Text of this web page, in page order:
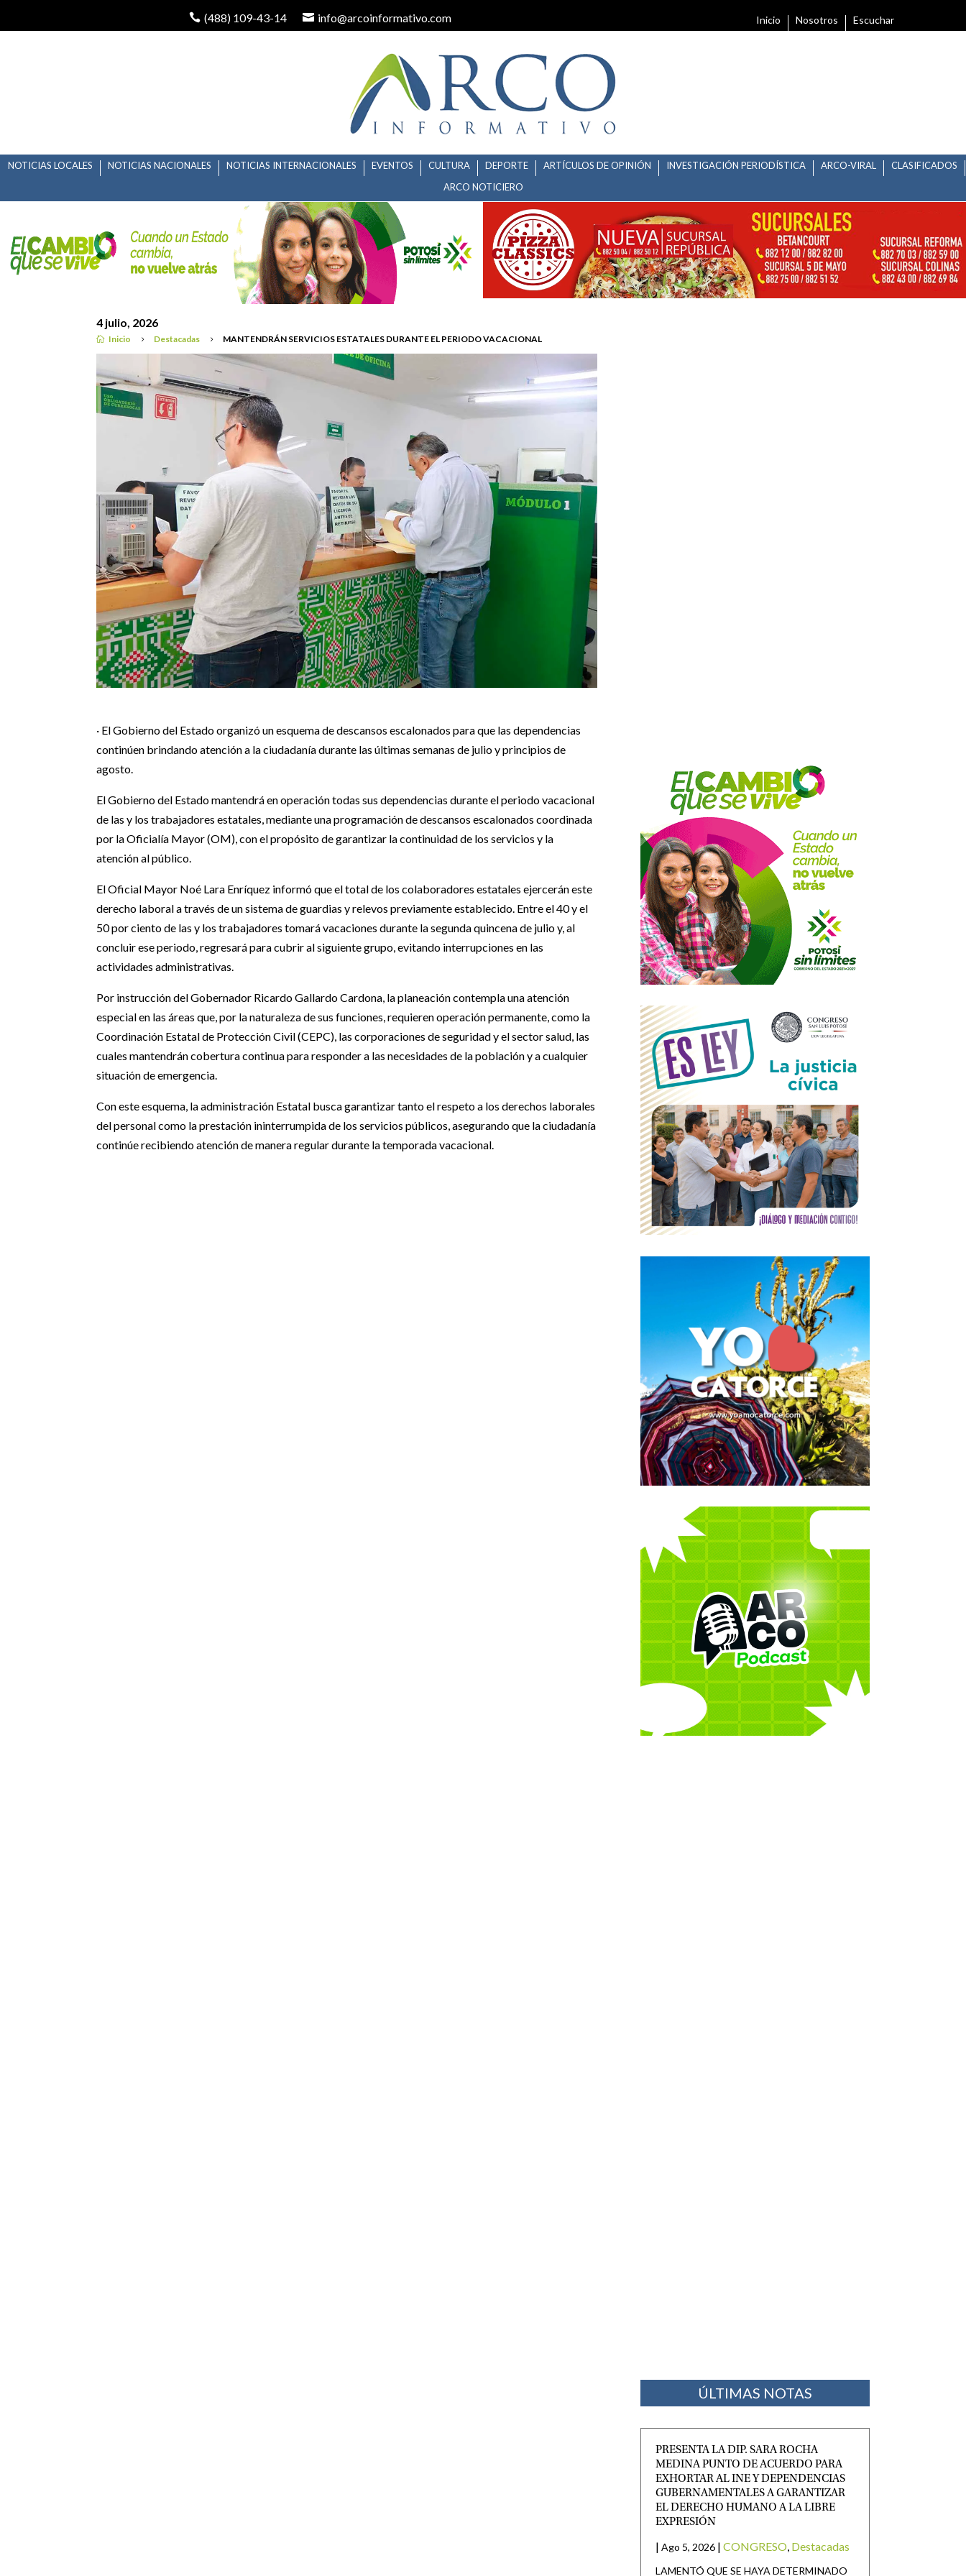
(488) 109-43-14 info@arcoinformativo.com Inicio Nosotros Escuchar
NOTICIAS LOCALES NOTICIAS NACIONALES NOTICIAS INTERNACIONALES EVENTOS CULTURA DEPORTE ARTÍCULOS DE OPINIÓN INVESTIGACIÓN PERIODÍSTICA ARCO-VIRAL
CLASIFICADOS
ARCO NOTICIERO
 Inicio 5 Destacadas 5 MANTENDRÁN SERVICIOS ESTATALES DURANTE EL PERIODO VACACIONAL
MANTENDRÁN SERVICIOS ESTATALES DURANTE EL PERIODO VACACIONAL
Destacadas
4 julio, 2026
· El Gobierno del Estado organizó un esquema de descansos escalonados para que las dependencias
continúen brindando atención a la ciudadanía durante las últimas semanas de julio y principios de
agosto.
El Gobierno del Estado mantendrá en operación todas sus dependencias durante el periodo vacacional
de las y los trabajadores estatales, mediante una programación de descansos escalonados coordinada
por la Oficialía Mayor (OM), con el propósito de garantizar la continuidad de los servicios y la
atención al público.
El Oficial Mayor Noé Lara Enríquez informó que el total de los colaboradores estatales ejercerán este
derecho laboral a través de un sistema de guardias y relevos previamente establecido. Entre el 40 y el
50 por ciento de las y los trabajadores tomará vacaciones durante la segunda quincena de julio y, al
concluir ese periodo, regresará para cubrir al siguiente grupo, evitando interrupciones en las
actividades administrativas.
Por instrucción del Gobernador Ricardo Gallardo Cardona, la planeación contempla una atención
especial en las áreas que, por la naturaleza de sus funciones, requieren operación permanente, como la
Coordinación Estatal de Protección Civil (CEPC), las corporaciones de seguridad y el sector salud, las
cuales mantendrán cobertura continua para responder a las necesidades de la población y a cualquier
situación de emergencia.
Con este esquema, la administración Estatal busca garantizar tanto el respeto a los derechos laborales
del personal como la prestación ininterrumpida de los servicios públicos, asegurando que la ciudadanía
continúe recibiendo atención de manera regular durante la temporada vacacional.
ÚLTIMAS NOTAS
PRESENTA LA DIP. SARA ROCHA
MEDINA PUNTO DE ACUERDO PARA
EXHORTAR AL INE Y DEPENDENCIAS
GUBERNAMENTALES A GARANTIZAR
EL DERECHO HUMANO A LA LIBRE
EXPRESIÓN
| Ago 5, 2026 | CONGRESO, Destacadas
LAMENTÓ QUE SE HAYA DETERMINADO